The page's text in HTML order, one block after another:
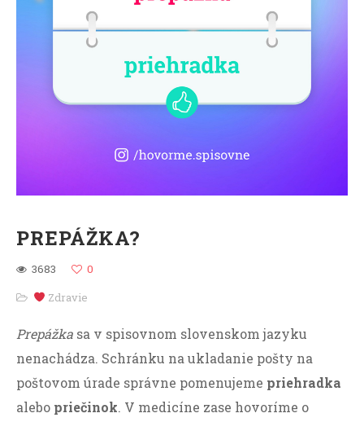
PREPÁŽKA?
3683
0
Zdravie
Prepážka sa v spisovnom slovenskom jazyku
nenachádza. Schránku na ukladanie pošty na
poštovom úrade správne pomenujeme priehradka
alebo priečinok. V medicíne zase hovoríme o